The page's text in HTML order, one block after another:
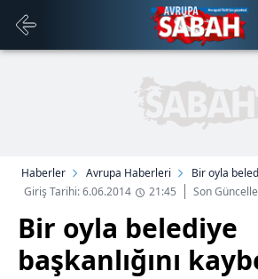
Haberler Avrupa Haberleri
Bir oyla
Giriş Tarihi: 6.06.2014
21:45 Son
Bir oyla belediye
başkanlığını